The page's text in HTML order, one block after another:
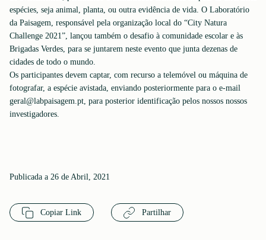
espécies, seja animal, planta, ou outra evidência de vida. O Laboratório
da Paisagem, responsável pela organização local do “City Natura
Challenge 2021”, lançou também o desafio à comunidade escolar e às
Brigadas Verdes, para se juntarem neste evento que junta dezenas de
cidades de todo o mundo.
Os participantes devem captar, com recurso a telemóvel ou máquina de
fotografar, a espécie avistada, enviando posteriormente para o e-mail
geral@labpaisagem.pt, para posterior identificação pelos nossos nossos
investigadores.
Publicada a 26 de Abril, 2021
Copiar Link Partilhar